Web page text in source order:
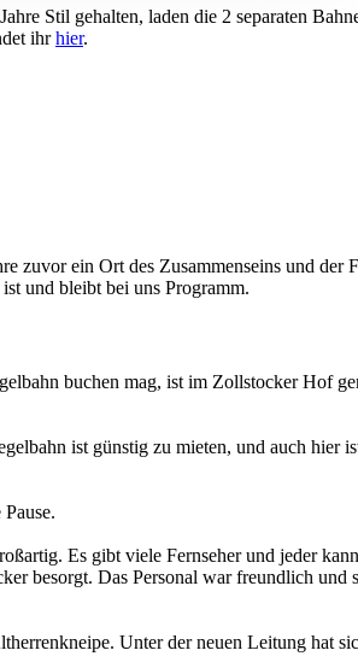
Stil gehalten, laden die 2 separaten
ihrhier.
zuvor ein Ort des Zusammenseins und der
und bleibt bei uns Programm.
buchen mag, ist im Zollstocker Hof
ist günstig zu mieten, und auch hier
Es gibt viele Fernseher und jeder
besorgt. Das Personal war freundlich und
Unter der neuen Leitung hat